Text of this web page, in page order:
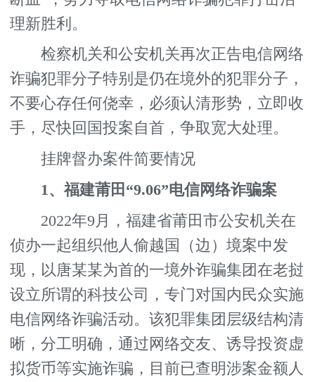
理新胜利。
检察机关和公安机关再次正告电信网络
诈骗犯罪分子特别是仍在境外的犯罪分子，
不要心存任何侥幸，必须认清形势，立即收
手，尽快回国投案自首，争取宽大处理。
挂牌督办案件简要情况
1、福建莆田“9.06”电信网络诈骗案
2022年9月，福建省莆田市公安机关在
侦办一起组织他人偷越国（边）境案中发
现，以唐某某为首的一境外诈骗集团在老挝
设立所谓的科技公司，专门对国内民众实施
电信网络诈骗活动。该犯罪集团层级结构清
晰，分工明确，通过网络交友、诱导投资虚
拟货币等实施诈骗，目前已查明涉案金额人